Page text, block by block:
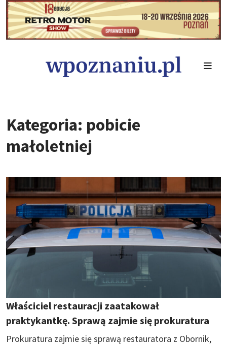
Kategoria: pobicie
małoletniej
Właściciel restauracji zaatakował
praktykantkę. Sprawą zajmie się prokuratura
Prokuratura zajmie się sprawą restauratora z Obornik,